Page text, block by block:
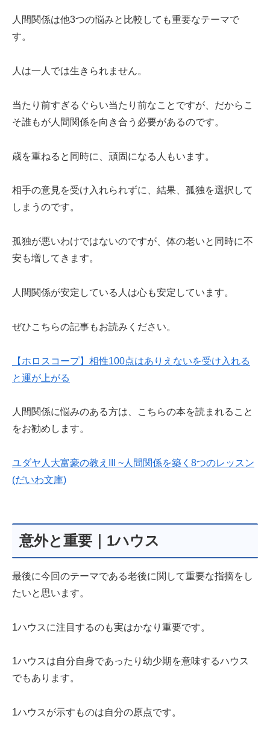
人間関係は他3つの悩みと比較しても重要なテーマで
す。
人は一人では生きられません。
当たり前すぎるぐらい当たり前なことですが、だからこ
そ誰もが人間関係を向き合う必要があるのです。
歳を重ねると同時に、頑固になる人もいます。
相手の意見を受け入れられずに、結果、孤独を選択して
しまうのです。
孤独が悪いわけではないのですが、体の老いと同時に不
安も増してきます。
人間関係が安定している人は心も安定しています。
ぜひこちらの記事もお読みください。
【ホロスコープ】相性100点はありえないを受け入れる
と運が上がる
人間関係に悩みのある方は、こちらの本を読まれること
をお勧めします。
ユダヤ人大富豪の教えIII ~人間関係を築く8つのレッスン
(だいわ文庫)
意外と重要｜1ハウス
最後に今回のテーマである老後に関して重要な指摘をし
たいと思います。
1ハウスに注目するのも実はかなり重要です。
1ハウスは自分自身であったり幼少期を意味するハウス
でもあります。
1ハウスが示すものは自分の原点です。